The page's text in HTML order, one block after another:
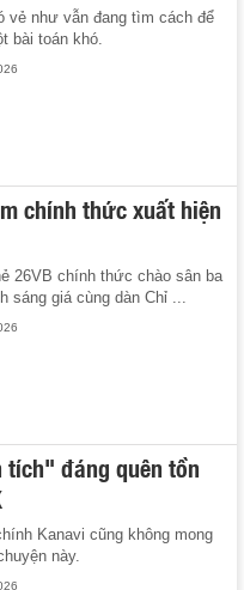
vẻ như vẫn đang tìm cách để
bài toán khó.
chính thức xuất hiện
26VB chính thức chào sân ba
sáng giá cùng dàn Chỉ ...
đáng quên tồn
Kanavi cũng không mong
này.